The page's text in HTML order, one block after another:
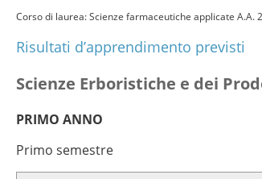
Corso di laurea: Scienze farmaceutiche applicate A.A.
Risultati d’apprendimento previsti
Scienze Erboristiche e dei
PRIMO ANNO
Primo semestre